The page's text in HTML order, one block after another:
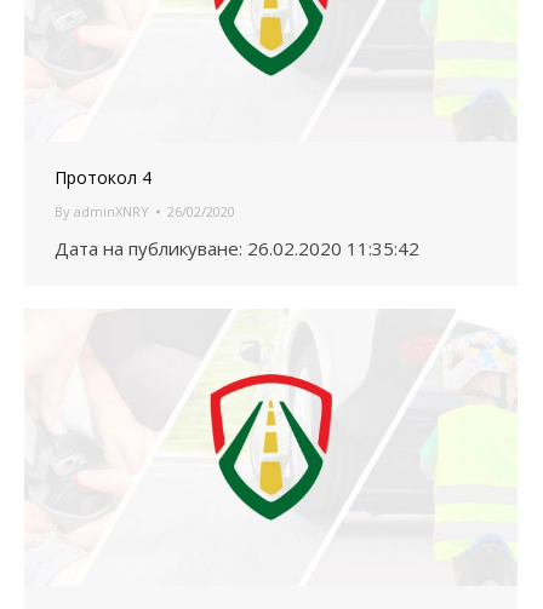
Протокол 4
By adminXNRY 26/02/2020
Дата на публикуване: 26.02.2020 11:35:42